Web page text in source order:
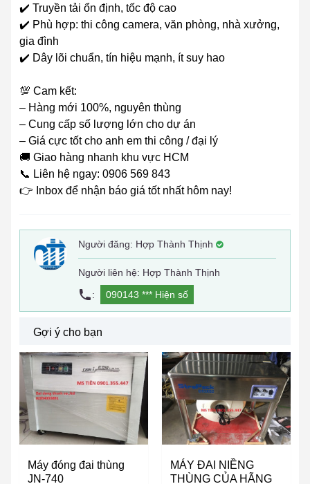
‎✔️ Truyền tải ổn định, tốc độ cao
‎✔️ Phù hợp: thi công camera, văn phòng, nhà xưởng,
gia đình
‎✔️ Dây lõi chuẩn, tín hiệu mạnh, ít suy hao
‎💯 Cam kết:
‎– Hàng mới 100%, nguyên thùng
‎– Cung cấp số lượng lớn cho dự án
‎– Giá cực tốt cho anh em thi công / đại lý
‎🚚 Giao hàng nhanh khu vực HCM
‎📞 Liên hệ ngay: 0906 569 843
‎👉 Inbox để nhận báo giá tốt nhất hôm nay!
Người đăng: Hợp Thành Thịnh
Người liên hệ: Hợp Thành Thịnh
:
090143 *** Hiện số
Gợi ý cho bạn
Máy đóng đai thùng
JN-740
MÁY ĐAI NIỀNG
THÙNG CỦA HÃNG